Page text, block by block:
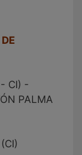
- CI) -
PALMA